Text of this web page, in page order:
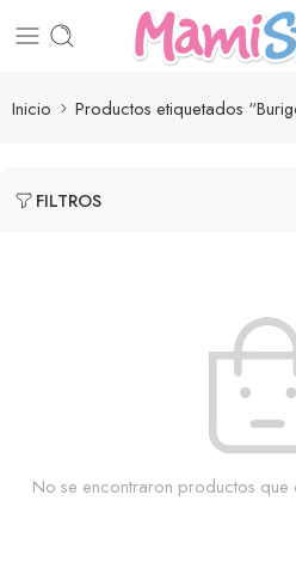
Inicio Productos etiquetados
FILTROS
No se encontraron productos